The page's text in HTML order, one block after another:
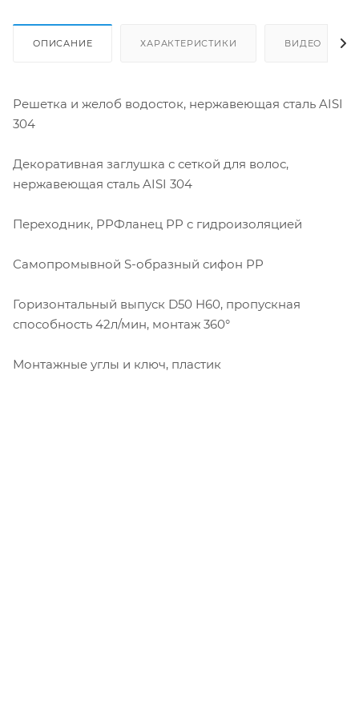
ОПИСАНИЕ ХАРАКТЕРИСТИКИ ВИДЕО
Решетка и желоб водосток, нержавеющая сталь AISI
304
Декоративная заглушка с сеткой для волос,
нержавеющая сталь AISI 304
Переходник, PPФланец PP c гидроизоляцией
Самопромывной S-образный сифон PP
Горизонтальный выпуск D50 H60, пропускная
способность 42л/мин, монтаж 360°
Монтажные углы и ключ, пластик